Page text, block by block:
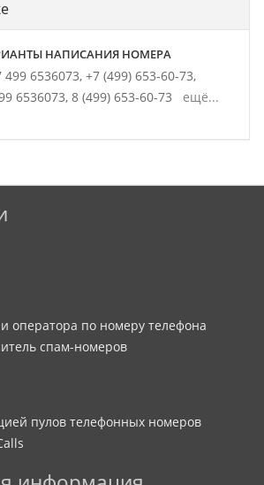
НАПИСАНИЯ НОМЕРА
499 6536073, +7 (499) 653-60-73,
6536073, 8 (499) 653-60-73 ещё...
оператора по номеру телефона
спам-номеров
пулов телефонных номеров